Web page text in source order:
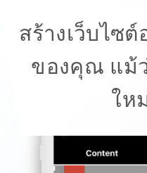
สร้างเว็บไซ
ของคุณ แม้
ให